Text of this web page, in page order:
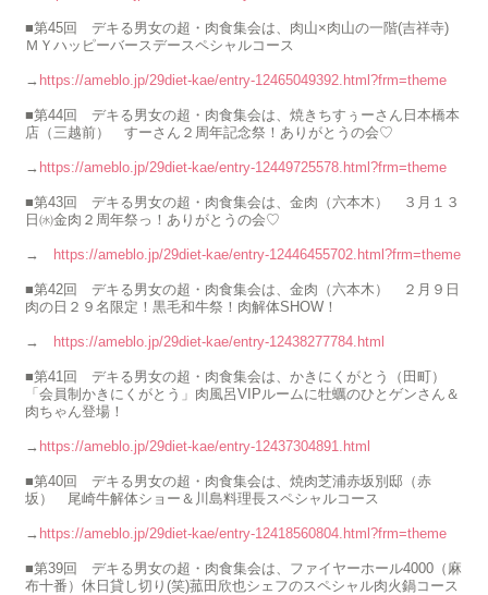
■第45回 デキる男女の超・肉食集会は、肉山×肉山の一階(吉祥寺)
ＭＹハッピーバースデースペシャルコース
→ https://ameblo.jp/29diet-kae/entry-12465049392.html?frm=theme
■第44回 デキる男女の超・肉食集会は、焼きちすぅーさん日本橋本
店（三越前） すーさん２周年記念祭！ありがとうの会♡
→ https://ameblo.jp/29diet-kae/entry-12449725578.html?frm=theme
■第43回 デキる男女の超・肉食集会は、金肉（六本木） ３月１３
日㈬金肉２周年祭っ！ありがとうの会♡
→ https://ameblo.jp/29diet-kae/entry-12446455702.html?frm=theme
■第42回 デキる男女の超・肉食集会は、金肉（六本木） ２月９日
肉の日２９名限定！黒毛和牛祭！肉解体SHOW！
→ https://ameblo.jp/29diet-kae/entry-12438277784.html
■第41回 デキる男女の超・肉食集会は、かきにくがとう（田町）
「会員制かきにくがとう」肉風呂VIPルームに牡蠣のひとゲンさん＆
肉ちゃん登場！
→ https://ameblo.jp/29diet-kae/entry-12437304891.html
■第40回 デキる男女の超・肉食集会は、焼肉芝浦赤坂別邸（赤
坂） 尾崎牛解体ショー＆川島料理長スペシャルコース
→ https://ameblo.jp/29diet-kae/entry-12418560804.html?frm=theme
■第39回 デキる男女の超・肉食集会は、ファイヤーホール4000（麻
布十番）休日貸し切り(笑)菰田欣也シェフのスペシャル肉火鍋コース